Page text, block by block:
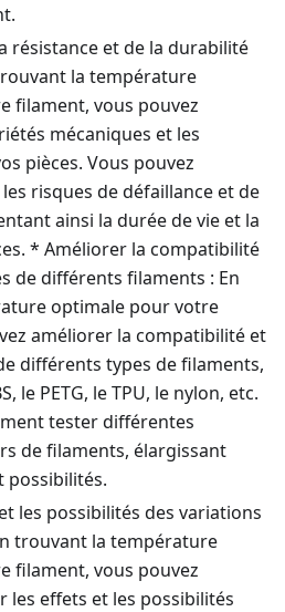
résistance et de la durabilité
la température
filament, vous pouvez
mécaniques et les
pièces. Vous pouvez
risques de défaillance et de
ainsi la durée de vie et la
* Améliorer la compatibilité
de différents filaments : En
optimale pour votre
améliorer la compatibilité et
différents types de filaments,
le PETG, le TPU, le nylon, etc.
tester différentes
de filaments, élargissant
possibilités.
les possibilités des variations
trouvant la température
filament, vous pouvez
les effets et les possibilités